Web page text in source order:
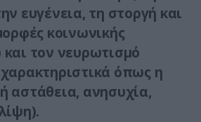
ευγένεια, τη στοργή και
κοινωνικής
τον νευρωτισμό
όπως η
αστάθεια, ανησυχία,